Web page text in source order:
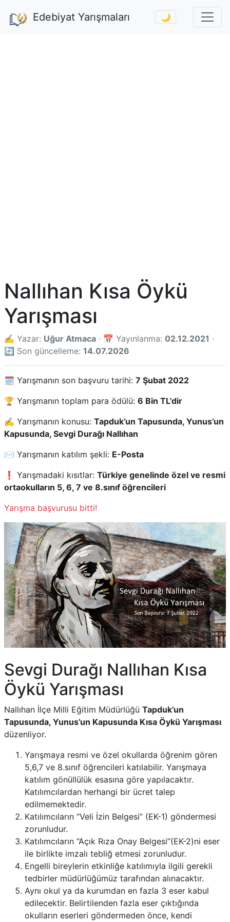
Edebiyat Yarışmaları 🌙
Nallıhan Kısa Öykü
Yarışması
✍️ Yazar: Uğur Atmaca · 📅 Yayınlanma: 02.12.2021 ·
🔄 Son güncelleme: 14.07.2026
🗓️ Yarışmanın son başvuru tarihi: 7 Şubat 2022
🏆 Yarışmanın toplam para ödülü: 6 Bin TL'dir
✍️ Yarışmanın konusu: Tapduk’un Tapusunda, Yunus’un
Kapusunda, Sevgi Durağı Nallıhan
✉️ Yarışmanın katılım şekli: E-Posta
❗ Yarışmadaki kısıtlar: Türkiye genelinde özel ve resmi
ortaokulların 5, 6, 7 ve 8.sınıf öğrencileri
Yarışma başvurusu bitti!
Sevgi Durağı Nallıhan Kısa
Öykü Yarışması
Nallıhan İlçe Milli Eğitim Müdürlüğü Tapduk’un
Tapusunda, Yunus’un Kapusunda Kısa Öykü Yarışması
düzenliyor.
Yarışmaya resmi ve özel okullarda öğrenim gören
5,6,7 ve 8.sınıf öğrencileri katılabilir. Yarışmaya
katılım gönüllülük esasına göre yapılacaktır.
Katılımcılardan herhangi bir ücret talep
edilmemektedir.
Katılımcıların “Veli İzin Belgesi” (EK-1) göndermesi
zorunludur.
Katılımcıların “Açık Rıza Onay Belgesi”(EK-2)ni eser
ile birlikte imzalı tebliğ etmesi zorunludur.
Engelli bireylerin etkinliğe katılımıyla ilgili gerekli
tedbirler müdürlüğümüz tarafından alınacaktır.
Aynı okul ya da kurumdan en fazla 3 eser kabul
edilecektir. Belirtilenden fazla eser çıktığında
okulların eserleri göndermeden önce, kendi